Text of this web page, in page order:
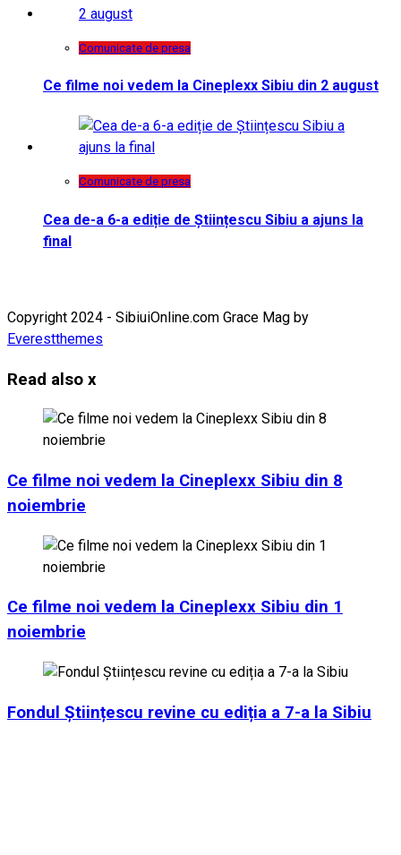
Comunicate de presa
Ce filme noi vedem la Cineplexx Sibiu din 2 august
Comunicate de presa
Cea de-a 6-a ediție de Științescu Sibiu a ajuns la
final
Copyright 2024 - SibiuiOnline.com Grace Mag by
Everestthemes
Read also x
Ce filme noi vedem la Cineplexx Sibiu din 8
noiembrie
Ce filme noi vedem la Cineplexx Sibiu din 1
noiembrie
Fondul Științescu revine cu ediția a 7-a la Sibiu